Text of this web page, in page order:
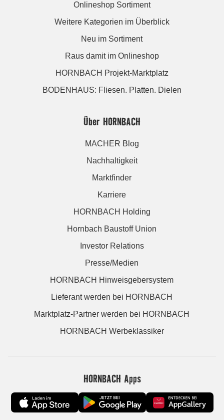
Onlineshop Sortiment
Weitere Kategorien im Überblick
Neu im Sortiment
Raus damit im Onlineshop
HORNBACH Projekt-Marktplatz
BODENHAUS: Fliesen. Platten. Dielen
Über HORNBACH
MACHER Blog
Nachhaltigkeit
Marktfinder
Karriere
HORNBACH Holding
Hornbach Baustoff Union
Investor Relations
Presse/Medien
HORNBACH Hinweisgebersystem
Lieferant werden bei HORNBACH
Marktplatz-Partner werden bei HORNBACH
HORNBACH Werbeklassiker
HORNBACH Apps